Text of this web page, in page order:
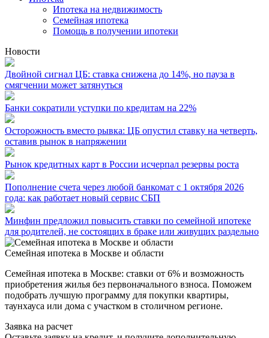
Ипотека на недвижимость
Семейная ипотека
Помощь в получении ипотеки
Новости
Двойной сигнал ЦБ: ставка снижена до 14%, но пауза в
смягчении может затянуться
Банки сократили уступки по кредитам на 22%
Осторожность вместо рывка: ЦБ опустил ставку на четверть,
оставив рынок в напряжении
Рынок кредитных карт в России исчерпал резервы роста
Пополнение счета через любой банкомат с 1 октября 2026
года: как работает новый сервис СБП
Минфин предложил повысить ставки по семейной ипотеке
для родителей, не состоящих в браке или живущих раздельно
Семейная ипотека в Москве и области
Семейная ипотека в Москве: ставки от 6% и возможность
приобретения жилья без первоначального взноса. Поможем
подобрать лучшую программу для покупки квартиры,
таунхауса или дома с участком в столичном регионе.
Заявка на расчет